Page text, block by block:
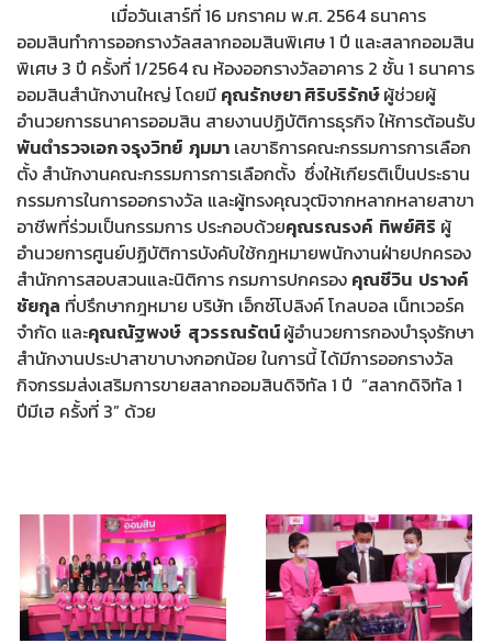
เมื่อวันเสาร์ที่ 16 มกราคม พ.ศ. 2564 ธนาคาร
ออมสินทำการออกรางวัลสลากออมสินพิเศษ 1 ปี และสลากออมสิน
พิเศษ 3 ปี ครั้งที่ 1/2564 ณ ห้องออกรางวัลอาคาร 2 ชั้น 1 ธนาคาร
ออมสินสำนักงานใหญ่ โดยมี คุณรักษยาศิริบริรักษ์ผู้ช่วยผู้
อำนวยการธนาคารออมสิน สายงานปฏิบัติการธุรกิจ ให้การต้อนรับ
พันตำรวจเอก จรุงวิทย์ ภุมมา เลขาธิการคณะกรรมการการเลือก
ตั้ง สำนักงานคณะกรรมการการเลือกตั้ง ซึ่งให้เกียรติเป็นประธาน
กรรมการในการออกรางวัล และผู้ทรงคุณวุฒิจากหลากหลายสาขา
อาชีพที่ร่วมเป็นกรรมการ ประกอบด้วยคุณรณรงค์ ทิพย์ศิริ ผู้
อำนวยการศูนย์ปฏิบัติการบังคับใช้กฎหมายพนักงานฝ่ายปกครอง
สำนักการสอบสวนและนิติการ กรมการปกครอง คุณชีวิน ปรางค์
ชัยกุล ที่ปรึกษากฎหมาย บริษัท เอ็กซ์โปลิงค์ โกลบอล เน็ทเวอร์ค
จำกัด และคุณณัฐพงษ์ สุวรรณรัตน์ผู้อำนวยการกองบำรุงรักษา
สำนักงานประปาสาขาบางกอกน้อย ในการนี้ ได้มีการออกรางวัล
กิจกรรมส่งเสริมการขายสลากออมสินดิจิทัล 1 ปี “สลากดิจิทัล 1
ปีมีเฮ ครั้งที่ 3” ด้วย